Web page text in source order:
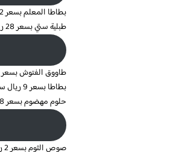
بطاطا المعلم بسعر 22 ريال سعودي، وتحتوي على 380 سعرة حرارية
طبلية ستي بسعر 28 ريال سعودي، وتحتوي على 620 سعرة حرارية
طاووق الفتوش بسعر 18 ريال سعودي
بطاطا بسعر 9 ريال سعودي، وتحتوي على 220 سعرة حرارية
حلوم مهضوم بسعر 18 ريال سعودي، وتحتوي على 310 سعرة حرارية
صوص الثوم بسعر 2 ريال سعودي